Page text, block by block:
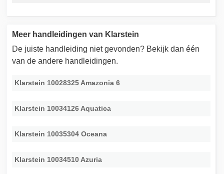
Meer handleidingen van Klarstein
De juiste handleiding niet gevonden? Bekijk dan één
van de andere handleidingen.
Klarstein 10028325 Amazonia 6
Klarstein 10034126 Aquatica
Klarstein 10035304 Oceana
Klarstein 10034510 Azuria